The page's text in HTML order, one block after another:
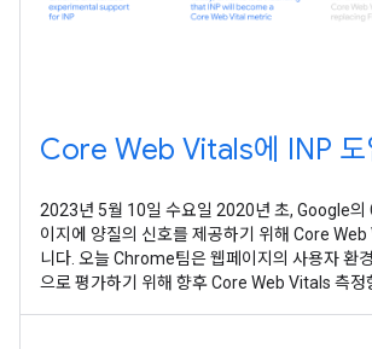
Core Web Vitals에 INP 도
2023년 5월 10일 수요일 2020년 초, Google의
이지에 양질의 신호를 제공하기 위해 Core
니다. 오늘 Chrome팀은 웹페이지의 사용자 환
으로 평가하기 위해 향후 Core Web Vitals 측정